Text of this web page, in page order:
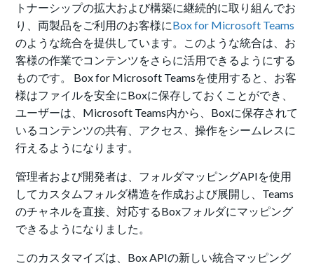
トナーシップの拡大および構築に継続的に取り組んでお
り、両製品をご利用のお客様にBox for Microsoft Teams
のような統合を提供しています。このような統合は、お
客様の作業でコンテンツをさらに活用できるようにする
ものです。 Box for Microsoft Teamsを使用すると、お客
様はファイルを安全にBoxに保存しておくことができ、
ユーザーは、Microsoft Teams内から、Boxに保存されて
いるコンテンツの共有、アクセス、操作をシームレスに
行えるようになります。
管理者および開発者は、フォルダマッピングAPIを使用
してカスタムフォルダ構造を作成および展開し、Teams
のチャネルを直接、対応するBoxフォルダにマッピング
できるようになりました。
このカスタマイズは、Box APIの新しい統合マッピング